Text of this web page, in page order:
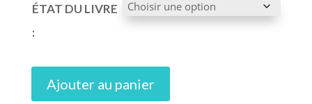
ÉTAT DU LIVRE
:
Ajouter au panier